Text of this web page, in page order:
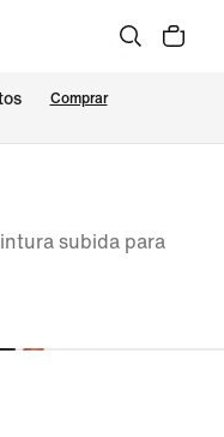
Comprar
subida para